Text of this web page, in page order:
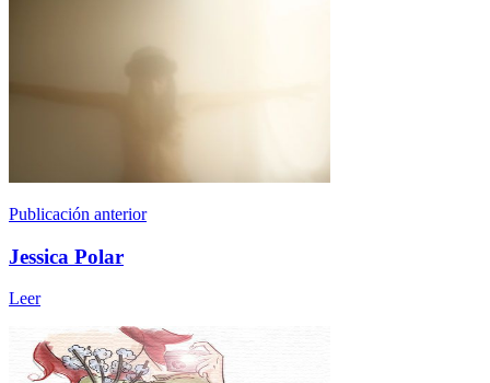
Publicación anterior
Jessica Polar
Leer